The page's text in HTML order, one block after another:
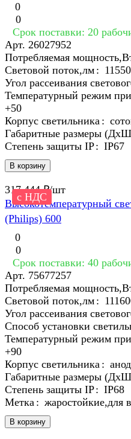
0
0
Срок поставки: 20
Арт. 26027952
В корзину
Потребляемая
Световой поток,лм : 11550
Угол рассеивания
Температурный режим
+50
Корпус светильника :
Габаритные размеры
Степень защиты IP : IP67
с НДС
317 444 ₽/шт
Высокотемпературный
(Philips) 600
0
0
Срок поставки: 40
Арт. 75677257
В корзину
Потребляемая
Световой поток,лм :
Угол рассеивания
Способ установки
Температурный режим
+90
Корпус светильника :
Габаритные размеры
Степень защиты IP : IP68
Метка : жаростойкие,для